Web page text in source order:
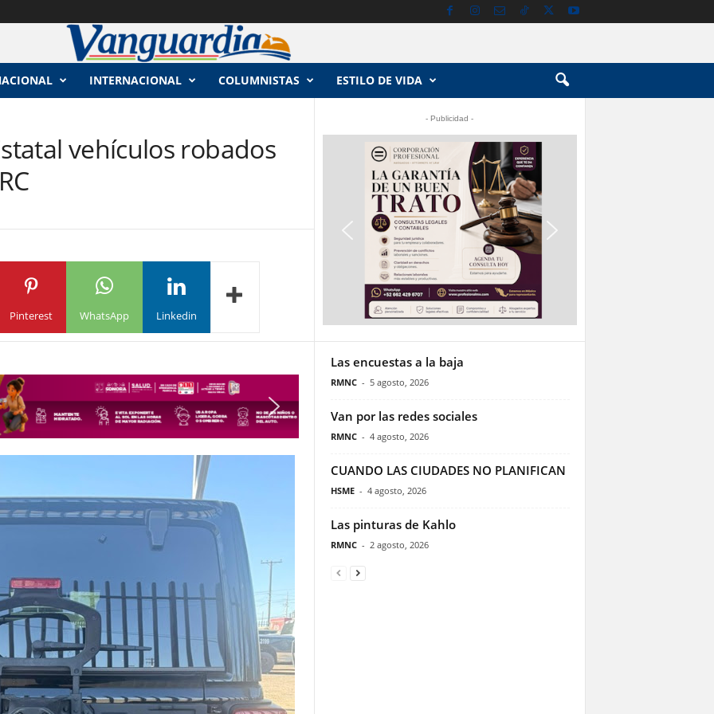
INTERNACIONAL COLUMNISTAS ESTILO DE VIDA
vehículos robados
Pinterest WhatsApp Linkedin
- Publicidad -
Las encuestas a la baja
RMNC - 5 agosto, 2026
Van por las redes sociales
RMNC - 4 agosto, 2026
CUANDO LAS CIUDADES NO PLANIFICAN
HSME - 4 agosto, 2026
Las pinturas de Kahlo
RMNC - 2 agosto, 2026